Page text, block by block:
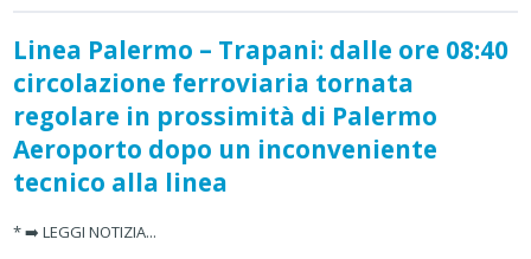
Linea Palermo – Trapani: dalle ore 08:40
circolazione ferroviaria tornata
regolare in prossimità di Palermo
Aeroporto dopo un inconveniente
tecnico alla linea
* ➡️ LEGGI NOTIZIA...